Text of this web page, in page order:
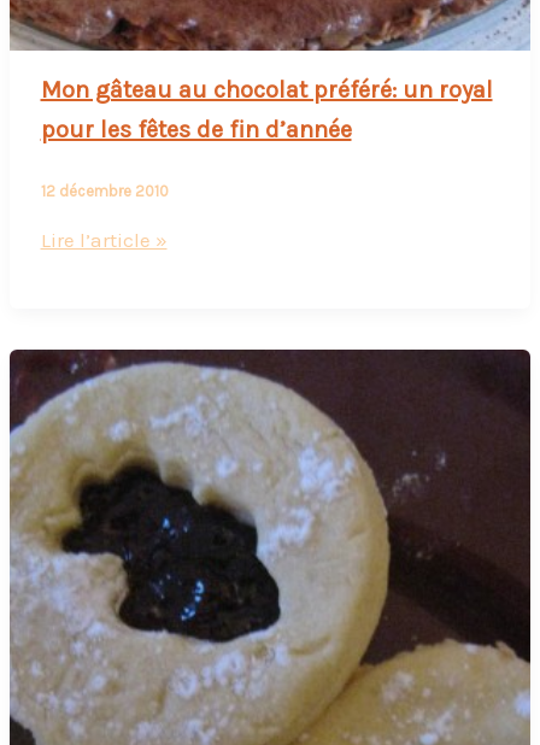
Mon gâteau au chocolat préféré: un royal
pour les fêtes de fin d’année
12 décembre 2010
Mon
préféré:
un
royal
pour
les
fêtes
de
fin
d’année
Lire l’article »